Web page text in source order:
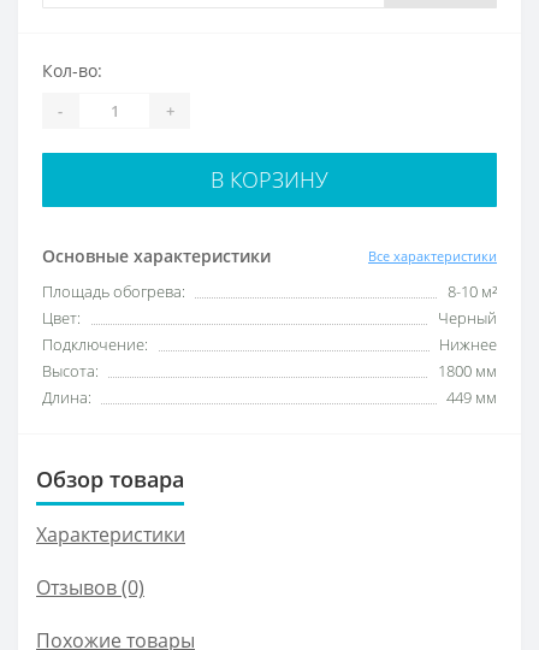
Основные характеристики Все характеристики
Площадь обогрева:
8-10 м²
Цвет:
Черный
Подключение:
Нижнее
Высота:
1800 мм
Длина:
449 мм
Кол-во:
- +
В КОРЗИНУ
Обзор товара
Характеристики
Отзывов (0)
Похожие товары